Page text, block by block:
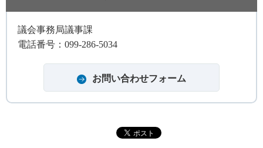
議会事務局議事課
電話番号：099-286-5034